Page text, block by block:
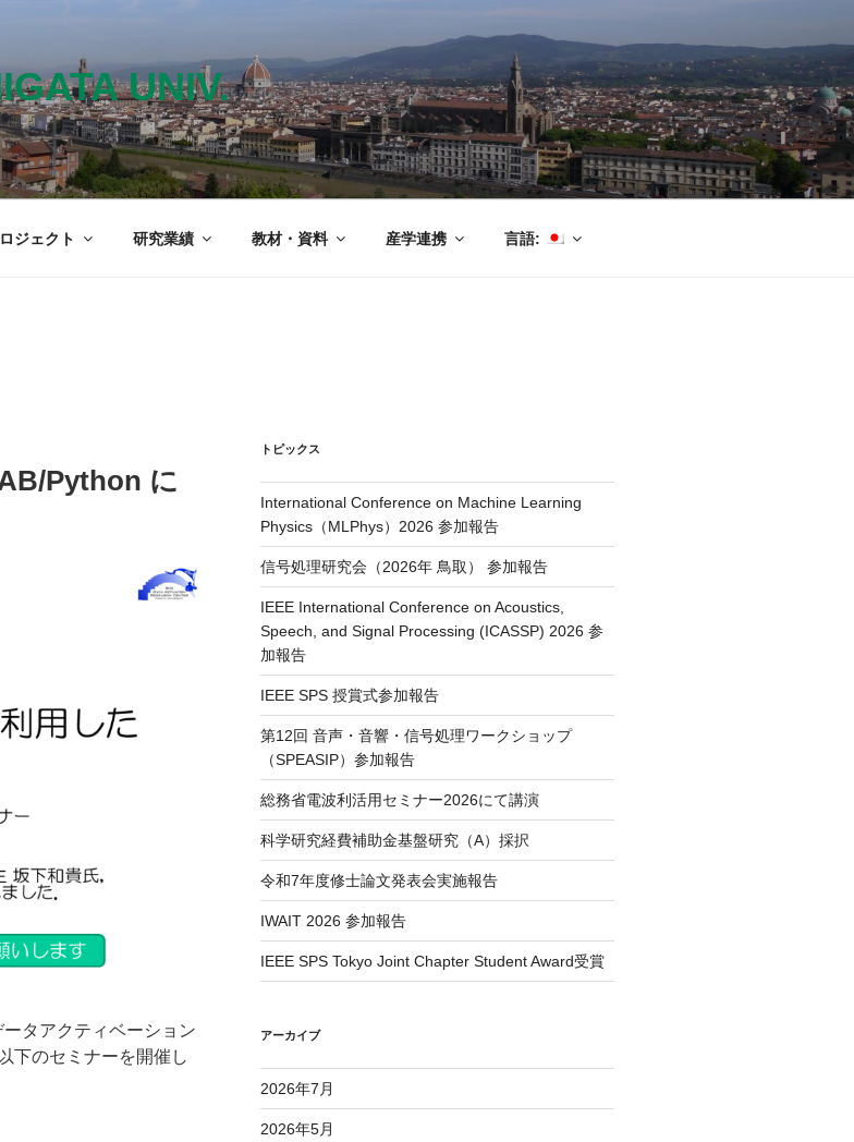
UNIV.
ジェクト 研究業績 教材・資料 産学連携 言語:
Python に
タアクティベーション
下のセミナーを開催し
トピックス
International Conference on Machine Learning
Physics（MLPhys）2026 参加報告
信号処理研究会（2026年 鳥取） 参加報告
IEEE International Conference on Acoustics,
Speech, and Signal Processing (ICASSP) 2026 参
加報告
IEEE SPS 授賞式参加報告
第12回 音声・音響・信号処理ワークショップ
（SPEASIP）参加報告
総務省電波利活用セミナー2026にて講演
科学研究経費補助金基盤研究（A）採択
令和7年度修士論文発表会実施報告
IWAIT 2026 参加報告
IEEE SPS Tokyo Joint Chapter Student Award受賞
アーカイブ
2026年7月
2026年5月